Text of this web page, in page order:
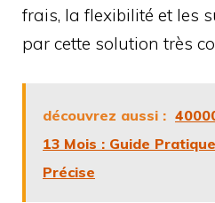
frais, la flexibilité et les
par cette solution très
découvrez aussi :
13 Mois : Guide
Précise